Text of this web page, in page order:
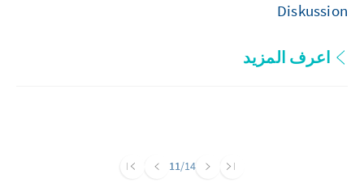
Diskussion
اعرف المزيد
11/14